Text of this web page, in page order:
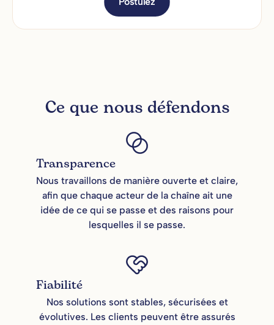
Ce que nous défendons
Transparence
Nous travaillons de manière ouverte et claire,
afin que chaque acteur de la chaîne ait une
idée de ce qui se passe et des raisons pour
lesquelles il se passe.
Fiabilité
Nos solutions sont stables, sécurisées et
évolutives. Les clients peuvent être assurés